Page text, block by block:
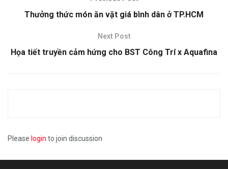
Thưởng thức món ăn vặt giá bình dân ở TP.HCM
Next Post
Họa tiết truyền cảm hứng cho BST Công Trí x Aquafina
Please login to join discussion